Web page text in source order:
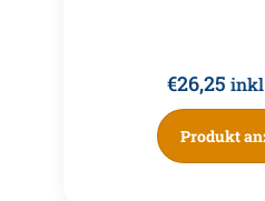
€26,25
Produkt